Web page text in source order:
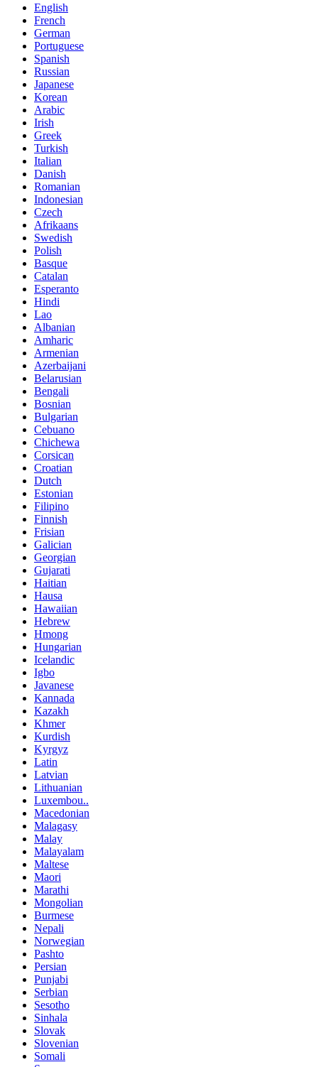
English
French
German
Portuguese
Spanish
Russian
Japanese
Korean
Arabic
Irish
Greek
Turkish
Italian
Danish
Romanian
Indonesian
Czech
Afrikaans
Swedish
Polish
Basque
Catalan
Esperanto
Hindi
Lao
Albanian
Amharic
Armenian
Azerbaijani
Belarusian
Bengali
Bosnian
Bulgarian
Cebuano
Chichewa
Corsican
Croatian
Dutch
Estonian
Filipino
Finnish
Frisian
Galician
Georgian
Gujarati
Haitian
Hausa
Hawaiian
Hebrew
Hmong
Hungarian
Icelandic
Igbo
Javanese
Kannada
Kazakh
Khmer
Kurdish
Kyrgyz
Latin
Latvian
Lithuanian
Luxembou..
Macedonian
Malagasy
Malay
Malayalam
Maltese
Maori
Marathi
Mongolian
Burmese
Nepali
Norwegian
Pashto
Persian
Punjabi
Serbian
Sesotho
Sinhala
Slovak
Slovenian
Somali